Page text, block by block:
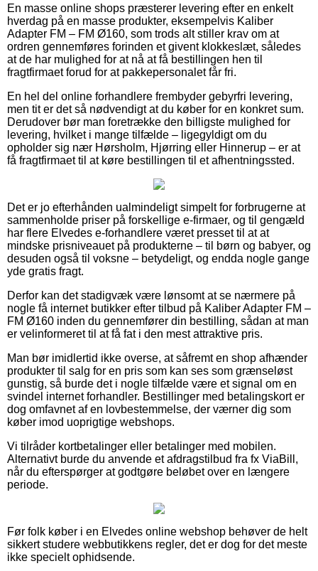
En masse online shops præsterer levering efter en enkelt
hverdag på en masse produkter, eksempelvis Kaliber
Adapter FM – FM Ø160, som trods alt stiller krav om at
ordren gennemføres forinden et givent klokkeslæt, således
at de har mulighed for at nå at få bestillingen hen til
fragtfirmaet forud for at pakkepersonalet får fri.
En hel del online forhandlere frembyder gebyrfri levering,
men tit er det så nødvendigt at du køber for en konkret sum.
Derudover bør man foretrække den billigste mulighed for
levering, hvilket i mange tilfælde – ligegyldigt om du
opholder sig nær Hørsholm, Hjørring eller Hinnerup – er at
få fragtfirmaet til at køre bestillingen til et afhentningssted.
Det er jo efterhånden ualmindeligt simpelt for forbrugerne at
sammenholde priser på forskellige e-firmaer, og til gengæld
har flere Elvedes e-forhandlere været presset til at at
mindske prisniveauet på produkterne – til børn og babyer, og
desuden også til voksne – betydeligt, og endda nogle gange
yde gratis fragt.
Derfor kan det stadigvæk være lønsomt at se nærmere på
nogle få internet butikker efter tilbud på Kaliber Adapter FM –
FM Ø160 inden du gennemfører din bestilling, sådan at man
er velinformeret til at få fat i den mest attraktive pris.
Man bør imidlertid ikke overse, at såfremt en shop afhænder
produkter til salg for en pris som kan ses som grænseløst
gunstig, så burde det i nogle tilfælde være et signal om en
svindel internet forhandler. Bestillinger med betalingskort er
dog omfavnet af en lovbestemmelse, der værner dig som
køber imod uoprigtige webshops.
Vi tilråder kortbetalinger eller betalinger med mobilen.
Alternativt burde du anvende et afdragstilbud fra fx ViaBill,
når du efterspørger at godtgøre beløbet over en længere
periode.
Før folk køber i en Elvedes online webshop behøver de helt
sikkert studere webbutikkens regler, det er dog for det meste
ikke specielt ophidsende.